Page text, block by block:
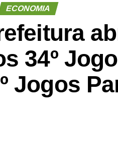
ECONOMIA
34º
Jogos